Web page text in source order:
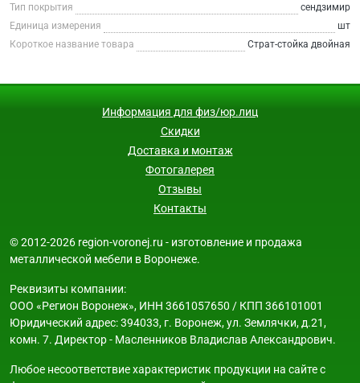
Тип покрытия
сендзимир
Единица измерения
шт
Короткое название товара
Страт-стойка двойная
Информация для физ/юр.лиц
Скидки
Доставка и монтаж
Фотогалерея
Отзывы
Контакты
© 2012-2026 region-voronej.ru - изготовление и продажа
металлической мебели в Воронеже.
Реквизиты компании:
ООО «Регион Воронеж», ИНН 3661057650 / КПП 366101001
Юридический адрес: 394033, г. Воронеж, ул. Землячки, д.21,
комн. 7. Директор - Масленников Владислав Александрович.
Любое несоответствие характеристик продукции на сайте с